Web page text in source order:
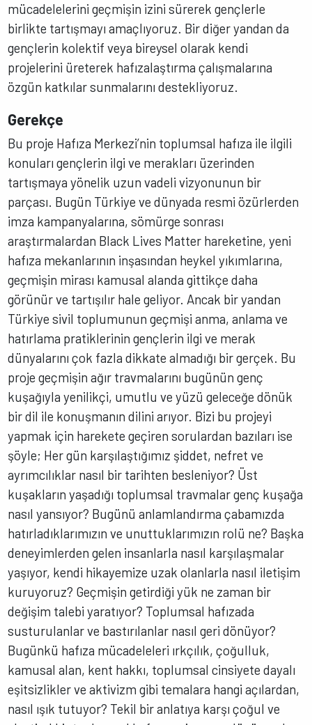
mücadelelerini geçmişin izini sürerek gençlerle
birlikte tartışmayı amaçlıyoruz. Bir diğer yandan da
gençlerin kolektif veya bireysel olarak kendi
projelerini üreterek hafızalaştırma çalışmalarına
özgün katkılar sunmalarını destekliyoruz.
Gerekçe
Bu proje Hafıza Merkezi’nin toplumsal hafıza ile ilgili
konuları gençlerin ilgi ve merakları üzerinden
tartışmaya yönelik uzun vadeli vizyonunun bir
parçası. Bugün Türkiye ve dünyada resmi özürlerden
imza kampanyalarına, sömürge sonrası
araştırmalardan Black Lives Matter hareketine, yeni
hafıza mekanlarının inşasından heykel yıkımlarına,
geçmişin mirası kamusal alanda gittikçe daha
görünür ve tartışılır hale geliyor. Ancak bir yandan
Türkiye sivil toplumunun geçmişi anma, anlama ve
hatırlama pratiklerinin gençlerin ilgi ve merak
dünyalarını çok fazla dikkate almadığı bir gerçek. Bu
proje geçmişin ağır travmalarını bugünün genç
kuşağıyla yenilikçi, umutlu ve yüzü geleceğe dönük
bir dil ile konuşmanın dilini arıyor. Bizi bu projeyi
yapmak için harekete geçiren sorulardan bazıları ise
şöyle; Her gün karşılaştığımız şiddet, nefret ve
ayrımcılıklar nasıl bir tarihten besleniyor? Üst
kuşakların yaşadığı toplumsal travmalar genç kuşağa
nasıl yansıyor? Bugünü anlamlandırma çabamızda
hatırladıklarımızın ve unuttuklarımızın rolü ne? Başka
deneyimlerden gelen insanlarla nasıl karşılaşmalar
yaşıyor, kendi hikayemize uzak olanlarla nasıl iletişim
kuruyoruz? Geçmişin getirdiği yük ne zaman bir
değişim talebi yaratıyor? Toplumsal hafızada
susturulanlar ve bastırılanlar nasıl geri dönüyor?
Bugünkü hafıza mücadeleleri ırkçılık, çoğulluk,
kamusal alan, kent hakkı, toplumsal cinsiyete dayalı
eşitsizlikler ve aktivizm gibi temalara hangi açılardan,
nasıl ışık tutuyor? Tekil bir anlatıya karşı çoğul ve